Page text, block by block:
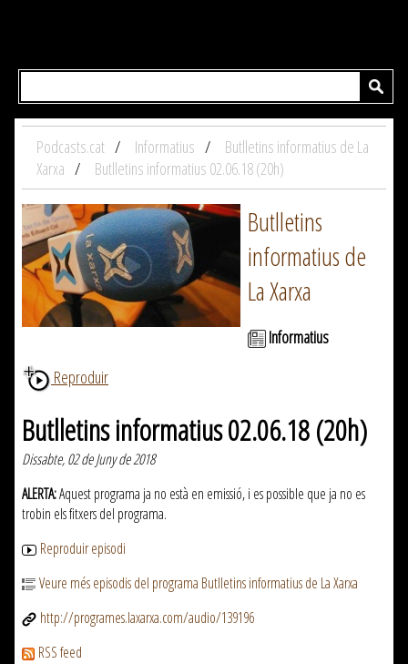
Podcasts.cat Informatius
Butlletins informatius de La
Xarxa
Butlletins informatius 02.06.18 (20h)
Butlletins
informatius de
La Xarxa
Informatius
Reproduir
Butlletins informatius 02.06.18 (20h)
Dissabte, 02 de Juny de 2018
ALERTA:Aquest programa ja no està en emissió, i es possible que ja no es
trobin els fitxers del programa.
Reproduir episodi
Veure més episodis del programa Butlletins informatius de La Xarxa
http://programes.laxarxa.com/audio/139196
RSS feed